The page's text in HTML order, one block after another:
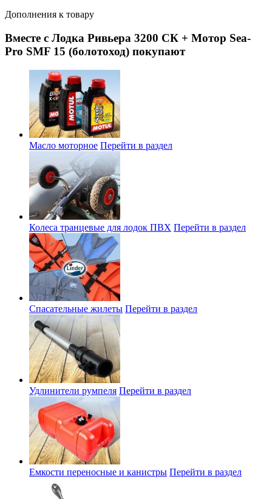
Дополнения к товару
Вместе с Лодка Ривьера 3200 СК + Мотор Sea-
Pro SMF 15 (болотоход) покупают
Масло моторное Перейти в раздел
Колеса транцевые для лодок ПВХ Перейти в раздел
Спасательные жилеты Перейти в раздел
Удлинители румпеля Перейти в раздел
Емкости переносные и канистры Перейти в раздел